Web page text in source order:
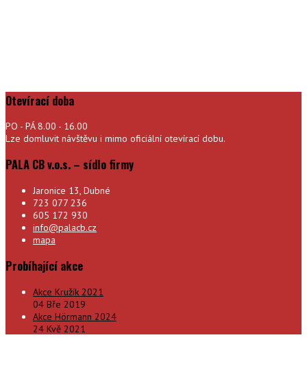
Otevírací doba
PO - PÁ 8.00 - 16.00
Lze domluvit návštěvu i mimo oficiální otevírací dobu.
PALA CB v.o.s. – sídlo firmy
Jaronice 13, Dubné
723 077 236
605 172 930
info@palacb.cz
mapa
Probíhající akce
Akce Kružík 2021
04 Bře 2019
Akce Hörmann 2024
24 Kvě 2021